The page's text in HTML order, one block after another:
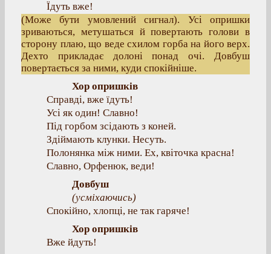
Їдуть вже!
(Може бути умовлений сигнал). Усі опришки
зриваються, метушаться й повертають голови в
сторону плаю, що веде схилом горба на його верх.
Дехто прикладає долоні понад очі. Довбуш
повертається за ними, куди спокійніше.
Хор опришків
Справді, вже їдуть!
Усі як один! Славно!
Під горбом зсідають з коней.
Здіймають клунки. Несуть.
Полонянка між ними. Ex, квіточка красна!
Славно, Орфенюк, веди!
Довбуш
(усміхаючись)
Спокійно, хлопці, не так гаряче!
Хор опришків
Вже йдуть!